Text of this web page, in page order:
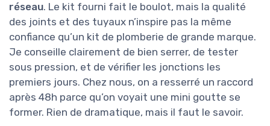
réseau. Le kit fourni fait le boulot, mais la qualité
des joints et des tuyaux n’inspire pas la même
confiance qu’un kit de plomberie de grande marque.
Je conseille clairement de bien serrer, de tester
sous pression, et de vérifier les jonctions les
premiers jours. Chez nous, on a resserré un raccord
après 48h parce qu’on voyait une mini goutte se
former. Rien de dramatique, mais il faut le savoir.